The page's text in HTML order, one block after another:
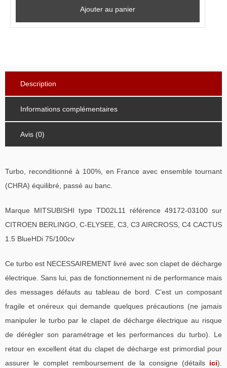
Ajouter au panier
Description
Informations complémentaires
Avis (0)
Turbo, reconditionné à 100%, en France avec ensemble tournant
(CHRA) équilibré, passé au banc.
Marque MITSUBISHI type TD02L11 référence 49172-03100 sur
CITROEN BERLINGO, C-ELYSEE, C3, C3 AIRCROSS, C4 CACTUS
1.5 BlueHDi 75/100cv
Ce turbo est NECESSAIREMENT livré avec son clapet de décharge
électrique. Sans lui, pas de fonctionnement ni de performance mais
des messages défauts au tableau de bord. C’est un composant
fragile et onéreux qui demande quelques précautions (ne jamais
manipuler le turbo par le clapet de décharge électrique au risque
de dérégler son paramétrage et les performances du turbo). Le
retour en excellent état du clapet de décharge est primordial pour
assurer le complet remboursement de la consigne (détails ici).